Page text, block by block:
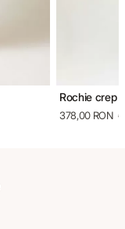
Rochie crep
378,00 RON